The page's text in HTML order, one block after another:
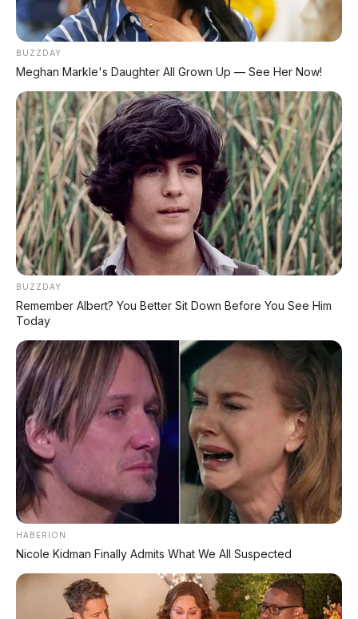
❌ Kekurangan & Tantangan
Belum ada kepastian masuk Indonesia
Harga di China Rp1,01 M – di Indonesia bisa
tembus Rp1,5-2 M
Merek Li Auto masih asing di Indonesia
Infrastruktur 5C charging (420 kW) belum ada di
Indonesia
Teknologi canggih = biaya perbaikan mahal
Mobil China – bisa kena sentimen negatif
🚗 Akankah Li Auto L9 Livis Masuk
Indonesia?
Li Auto L9 Livis adalah mobil paling
canggih yang pernah dibuat China saat ini.
Dengan 4 LiDAR, dual chip 2.560 TOPS, chassis
wire control, dan 5C charging 10 menit,
teknologi yang ditawarkan melampaui
Mercedes EQS dan BMW iX sekalipun.
Harganya di China cuma Rp1,01-1,12 miliar.
Dengan spek segitu, mobil Eropa dengan harga
3 kali lipat bisa malu-maluin. Sayangnya,Li
Auto belum memiliki jaringan resmi di
ini akan masuk Tanah Air.
Jika suatu saat masuk, harganya diperkirakan
BUZZDAY
Meghan Markle's Daughter All Grown Up — See Her Now!
BUZZDAY
Remember Albert? You Better Sit Down Before You See Him
Today
HABERION
Nicole Kidman Finally Admits What We All Suspected